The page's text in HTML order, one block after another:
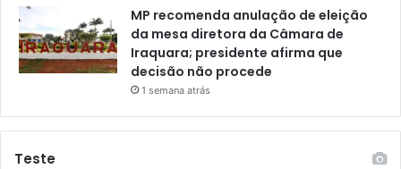
MP recomenda anulação de eleição
da mesa diretora da Câmara de
Iraquara; presidente afirma que
decisão não procede
1 semana atrás
Teste